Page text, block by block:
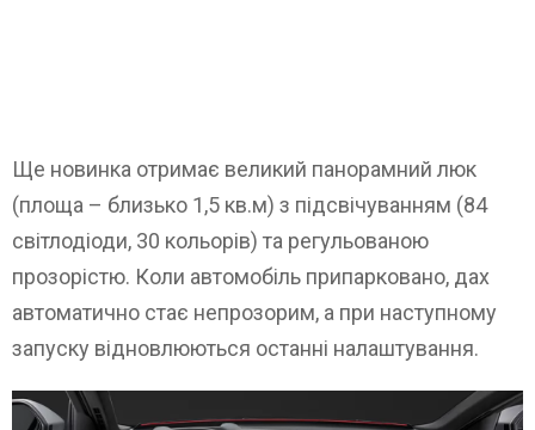
Ще новинка отримає великий панорамний люк
(площа – близько 1,5 кв.м) з підсвічуванням (84
світлодіоди, 30 кольорів) та регульованою
прозорістю. Коли автомобіль припарковано, дах
автоматично стає непрозорим, а при наступному
запуску відновлюються останні налаштування.